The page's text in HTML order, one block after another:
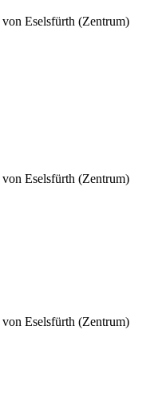
von Eselsfürth (Zentrum)
von Eselsfürth (Zentrum)
von Eselsfürth (Zentrum)